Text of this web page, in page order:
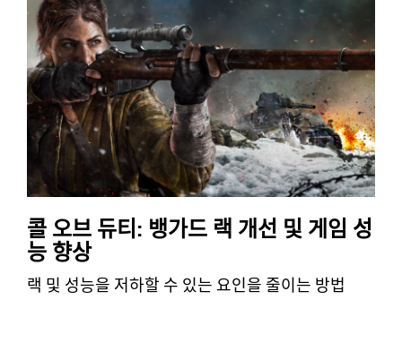
콜 오브 듀티: 뱅가드 랙 개선 및 게임 성
능 향상
랙 및 성능을 저하할 수 있는 요인을 줄이는 방법